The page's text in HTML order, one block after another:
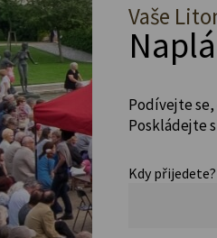
Vaše
Podívejte se,
Poskládejte
Kdy přijedete?